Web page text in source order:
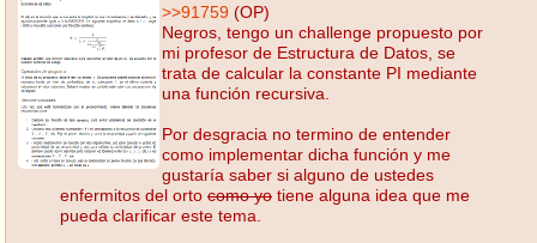
>>91759 (OP)
Negros, tengo un challenge propuesto por
mi profesor de Estructura de Datos, se
trata de calcular la constante PI mediante
una función recursiva.
Por desgracia no termino de entender
como implementar dicha función y me
gustaría saber si alguno de ustedes
enfermitos del orto como yo tiene alguna idea que me
pueda clarificar este tema.